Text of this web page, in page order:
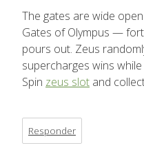
The gates are wide
Gates of Olympus —
pours out. Zeus
supercharges wins
Spin zeus slot and
Responder